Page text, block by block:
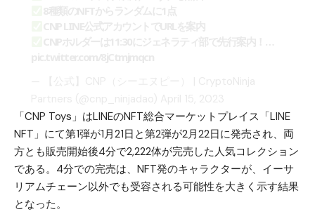
「CNP Toys」はLINEのNFT総合マーケットプレイス「LINE
NFT」にて第1弾が1月21日と第2弾が2月22日に発売され、両
方とも販売開始後4分で2,222体が完売した人気コレクション
である。4分での完売は、NFT発のキャラクターが、イーサ
リアムチェーン以外でも受容される可能性を大きく示す結果
となった。